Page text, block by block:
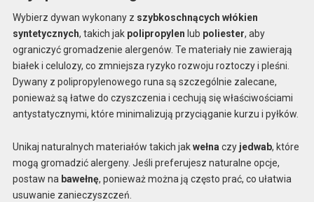
Wybierz dywan wykonany z szybkoschnących włókien
syntetycznych, takich jak polipropylen lub poliester, aby
ograniczyć gromadzenie alergenów. Te materiały nie zawierają
białek i celulozy, co zmniejsza ryzyko rozwoju roztoczy i pleśni.
Dywany z polipropylenowego runa są szczególnie zalecane,
ponieważ są łatwe do czyszczenia i cechują się właściwościami
antystatycznymi, które minimalizują przyciąganie kurzu i pyłków.
Unikaj naturalnych materiałów takich jakwełna czy jedwab, które
mogą gromadzić alergeny. Jeśli preferujesz naturalne opcje,
postaw na bawełnę, ponieważ można ją często prać, co ułatwia
usuwanie zanieczyszczeń.